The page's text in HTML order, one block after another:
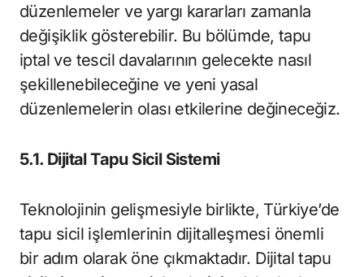
düzenlemeler ve yargı kararları zamanla
değişiklik gösterebilir. Bu bölümde, tapu
iptal ve tescil davalarının gelecekte nasıl
şekillenebileceğine ve yeni yasal
düzenlemelerin olası etkilerine değineceğiz.
5.1. Dijital Tapu Sicil Sistemi
Teknolojinin gelişmesiyle birlikte, Türkiye’de
tapu sicil işlemlerinin dijitalleşmesi önemli
bir adım olarak öne çıkmaktadır. Dijital tapu